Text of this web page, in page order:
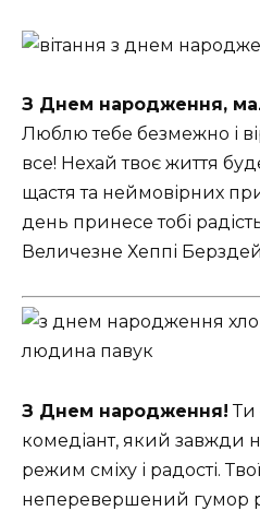
З Днем народження,
Люблю тебе безмежно і
все! Нехай твоє життя
щастя та неймовірних
день принесе тобі
Величезне Хеппі
З Днем народження! Ти
комедіант, який завжди
режим сміху і радості.
неперевершений гумор